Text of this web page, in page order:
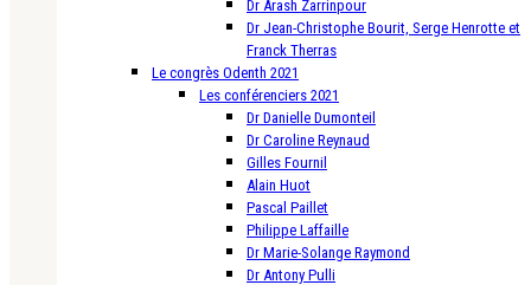
Dr Arash Zarrinpour
Dr Jean-Christophe Bourit, Serge Henrotte et
Franck Therras
Le congrès Odenth 2021
Les conférenciers 2021
Dr Danielle Dumonteil
Dr Caroline Reynaud
Gilles Fournil
Alain Huot
Pascal Paillet
Philippe Laffaille
Dr Marie-Solange Raymond
Dr Antony Pulli